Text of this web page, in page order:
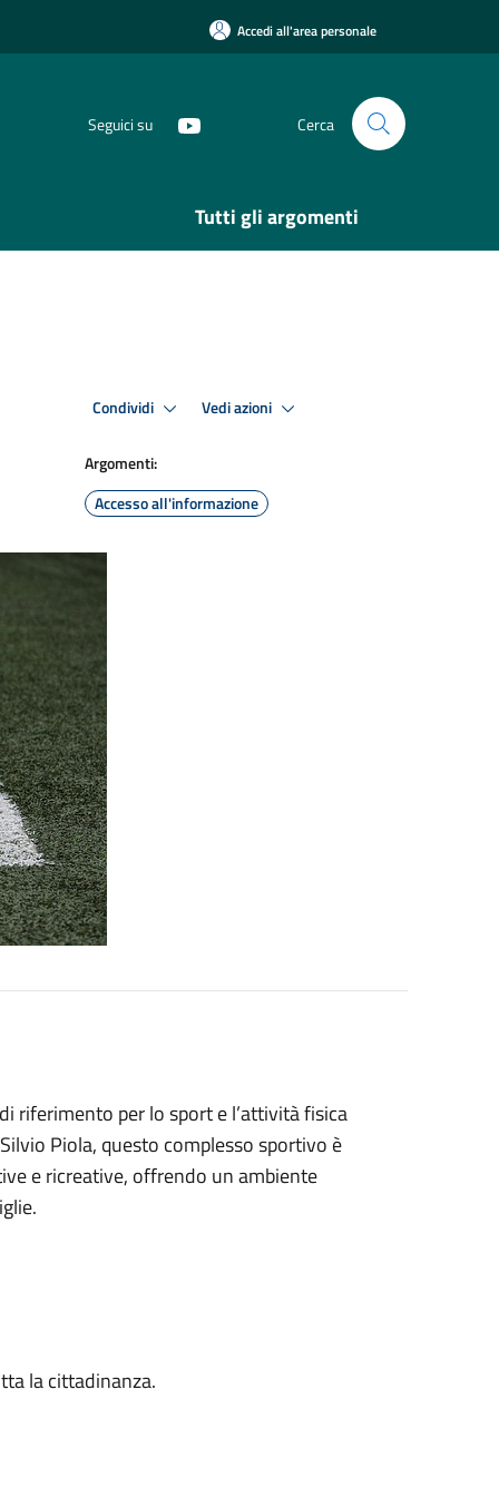
Accedi all'area personale
Seguici su Cerca
Tutti gli argomenti
Condividi Vedi azioni
Argomenti:
Accesso all'informazione
riferimento per lo sport e l’attività fisica
Piola, questo complesso sportivo è
e ricreative, offrendo un ambiente
la cittadinanza.